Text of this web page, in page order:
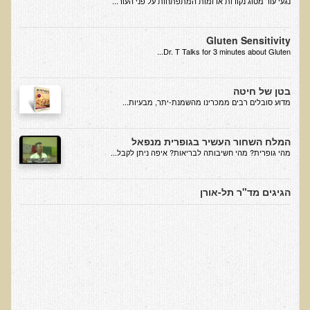
הצוות שלנו
ענבל ליבסקי, Bsc, ND
ד"ר גבריאל שמלוב MD
ד"ר עדיאל תל-אורן
ד"ר שולמית לוריא (MD)
איפה נמצא ד"ר תל-אורן
אקופוליטן רשת בינ"ל לבריאות האדם והסביבה
מיהו ד"ר עדיאל תל-אורן
הארגון למזעור החשיפה האלקטרומגנטית
הארגון העולמי לבריאות נפשית פונקציונאלית
הקלה בדיכאון חמור
Gluten Sensitivity
Dr. T Talks for 3 minutes about Gluten...
בטן של חיטה
​מדוע סובלים רבים ממכרינו מהשמנת-יתר, מבעיות...
המלח השחור העשיר בגופרית מנפאל
מהי גופרית? מהי חשיבותה לבריאות? איפה ניתן לקבל...
הגיגים מד"ר תל-אורן